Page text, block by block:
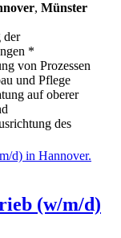
, Münster
der
*
von Prozessen
und Pflege
auf oberer
des
(w/m/d)